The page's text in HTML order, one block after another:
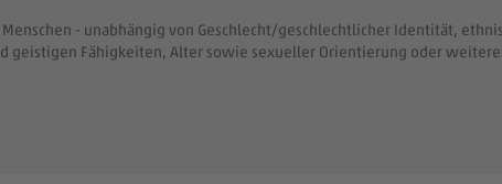
- unabhängig von Geschlecht/geschlechtlicher Identität,
geistigen Fähigkeiten, Alter sowie sexueller Orientierung oder